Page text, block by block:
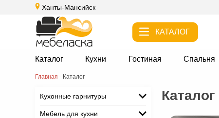
Ханты-Мансийск
КАТАЛОГ
Каталог Кухни Гостиная Спальня
Главная - Каталог
Кухонные гарнитуры
Мебель для кухни